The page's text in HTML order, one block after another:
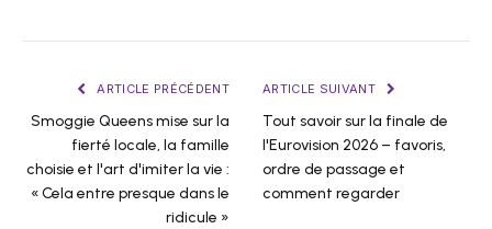
ARTICLE PRÉCÉDENT
Smoggie Queens mise sur la
fierté locale, la famille
choisie et l'art d'imiter la vie :
« Cela entre presque dans le
ridicule »
ARTICLE SUIVANT
Tout savoir sur la finale de
l'Eurovision 2026 – favoris,
ordre de passage et
comment regarder